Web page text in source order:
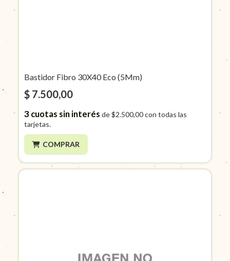
Bastidor Fibro 30X40 Eco (5Mm)
$ 7.500,00
3cuotas sin interés de$2.500,00con todas las
tarjetas.
COMPRAR